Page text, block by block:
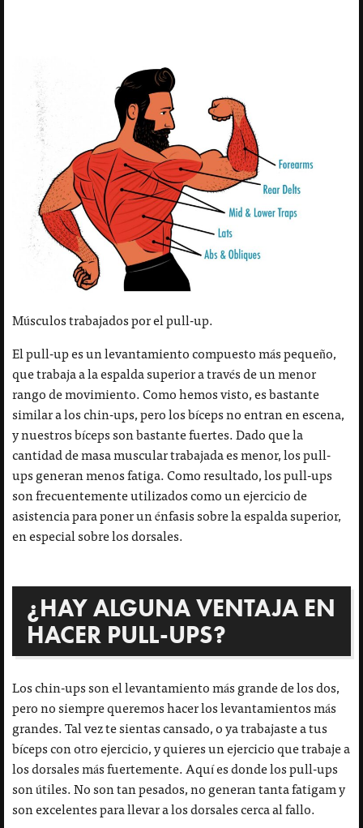
Músculos trabajados por el pull-up.
El pull-up es un levantamiento compuesto más pequeño,
que trabaja a la espalda superior a través de un menor
rango de movimiento. Como hemos visto, es bastante
similar a los chin-ups, pero los bíceps no entran en escena,
y nuestros bíceps son bastante fuertes. Dado que la
cantidad de masa muscular trabajada es menor, los pull-
ups generan menos fatiga. Como resultado, los pull-ups
son frecuentemente utilizados como un ejercicio de
asistencia para poner un énfasis sobre la espalda superior,
en especial sobre los dorsales.
¿HAY ALGUNA VENTAJA EN
HACER PULL-UPS?
Los chin-ups son el levantamiento más grande de los dos,
pero no siempre queremos hacer los levantamientos más
grandes. Tal vez te sientas cansado, o ya trabajaste a tus
bíceps con otro ejercicio, y quieres un ejercicio que trabaje a
los dorsales más fuertemente. Aquí es donde los pull-ups
son útiles. No son tan pesados, no generan tanta fatigam y
son excelentes para llevar a los dorsales cerca al fallo.